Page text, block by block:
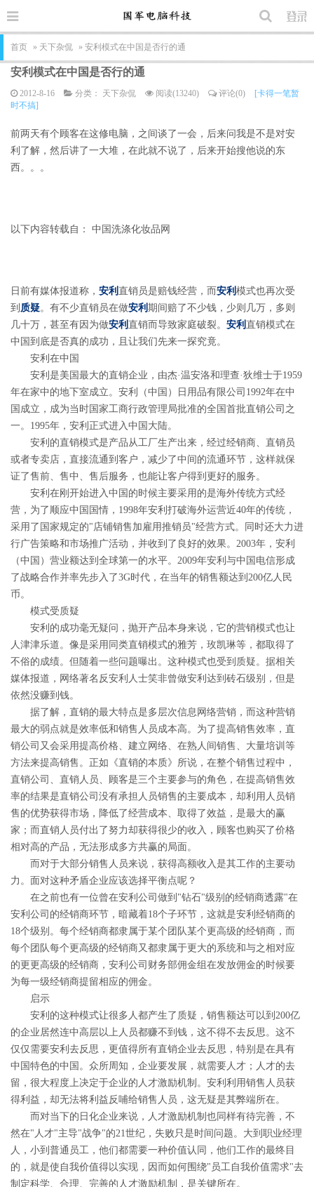
首页 » 天下杂侃 » 安利模式在中国是否行的通
安利模式在中国是否行的通
2012-8-16 分类： 天下杂侃 阅读(13240) 评论(0)
[卡得一笔暂
时不搞]
前两天有个顾客在这修电脑，之间谈了一会，后来问我是不是对安
利了解，然后讲了一大堆，在此就不说了，后来开始搜他说的东
西。。。
以下内容转载自： 中国洗涤化妆品网
日前有媒体报道称， 安利 直销员是赔钱经营，而安利 模式也再次受
到 质疑。有不少直销员在做安利 期间赔了不少钱，少则几万，多则
几十万，甚至有因为做安利 直销而导致家庭破裂。 安利 直销模式在
中国到底是否真的成功，且让我们先来一探究竟。
安利在中国
安利是美国最大的直销企业，由杰·温安洛和理查·狄维士于1959
年在家中的地下室成立。安利（中国）日用品有限公司1992年在中
国成立，成为当时国家工商行政管理局批准的全国首批直销公司之
一。1995年，安利正式进入中国大陆。
安利的直销模式是产品从工厂生产出来，经过经销商、直销员
或者专卖店，直接流通到客户，减少了中间的流通环节，这样就保
证了售前、售中、售后服务，也能让客户得到更好的服务。
安利在刚开始进入中国的时候主要采用的是海外传统方式经
营，为了顺应中国国情，1998年安利打破海外运营近40年的传统，
采用了国家规定的"店铺销售加雇用推销员"经营方式。同时还大力进
行广告策略和市场推广活动，并收到了良好的效果。2003年，安利
（中国）营业额达到全球第一的水平。2009年安利与中国电信形成
了战略合作并率先步入了3G时代，在当年的销售额达到200亿人民
币。
模式受质疑
安利的成功毫无疑问，抛开产品本身来说，它的营销模式也让
人津津乐道。像是采用同类直销模式的雅芳，玫凯琳等，都取得了
不俗的成绩。但随着一些问题曝出。这种模式也受到质疑。据相关
媒体报道，网络著名反安利人士笑非曾做安利达到砖石级别，但是
依然没赚到钱。
据了解，直销的最大特点是多层次信息网络营销，而这种营销
最大的弱点就是效率低和销售人员成本高。为了提高销售效率，直
销公司又会采用提高价格、建立网络、在熟人间销售、大量培训等
方法来提高销售。正如《直销的本质》所说，在整个销售过程中，
直销公司、直销人员、顾客是三个主要参与的角色，在提高销售效
率的结果是直销公司没有承担人员销售的主要成本，却利用人员销
售的优势获得市场，降低了经营成本、取得了效益，是最大的赢
家；而直销人员付出了努力却获得很少的收入，顾客也购买了价格
相对高的产品，无法形成多方共赢的局面。
而对于大部分销售人员来说，获得高额收入是其工作的主要动
力。面对这种矛盾企业应该选择平衡点呢？
在之前也有一位曾在安利公司做到"钻石"级别的经销商透露"在
安利公司的经销商环节，暗藏着18个子环节，这就是安利经销商的
18个级别。每个经销商都隶属于某个团队某个更高级的经销商，而
每个团队每个更高级的经销商又都隶属于更大的系统和与之相对应
的更更高级的经销商，安利公司财务部佣金组在发放佣金的时候要
为每一级经销商提留相应的佣金。
启示
安利的这种模式让很多人都产生了质疑，销售额达可以到200亿
的企业居然连中高层以上人员都赚不到钱，这不得不去反思。这不
仅仅需要安利去反思，更值得所有直销企业去反思，特别是在具有
中国特色的中国。众所周知，企业要发展，就需要人才；人才的去
留，很大程度上决定于企业的人才激励机制。安利利用销售人员获
得利益，却无法将利益反哺给销售人员，这无疑是其弊端所在。
而对当下的日化企业来说，人才激励机制也同样有待完善，不
然在"人才"主导"战争"的21世纪，失败只是时间问题。大到职业经理
人，小到普通员工，他们都需要一种价值认同，他们工作的最终目
的，就是使自我价值得以实现，因而如何围绕"员工自我价值需求"去
制定科学、合理、完善的人才激励机制，是关键所在。